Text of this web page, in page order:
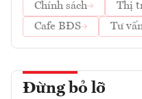
Chính sách
Thị
Cafe BĐS
Tư
Đừng bỏ lỡ